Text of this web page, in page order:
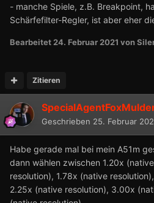
- manche Spiele, z.B. Breakpoint,
Schärfefilter-Regler, ist aber eher
Bearbeitet 24. Februar 2021 von
Zitieren
Geschrieben 25. Februar
Habe gerade mal bei mein A51m
dann wählen zwischen 1.20x
resolution), 1.78x (native
2.25x (native resolution), 3.00x